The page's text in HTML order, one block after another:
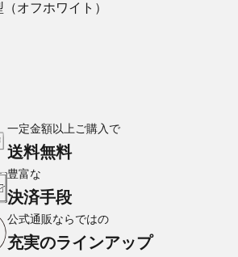
オフホワイト）
一定金額以上ご購入で
送料無料
豊富な
決済手段
公式通販ならではの
充実のラインアップ